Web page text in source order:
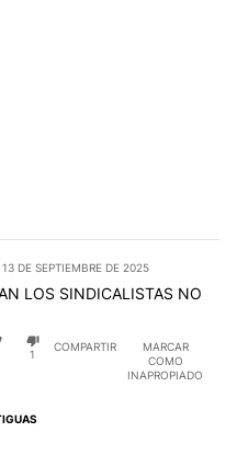
13 DE SEPTIEMBRE DE 2025
LOS SINDICALISTAS NO
1
COMPARTIR
MARCAR
COMO
INAPROPIADO